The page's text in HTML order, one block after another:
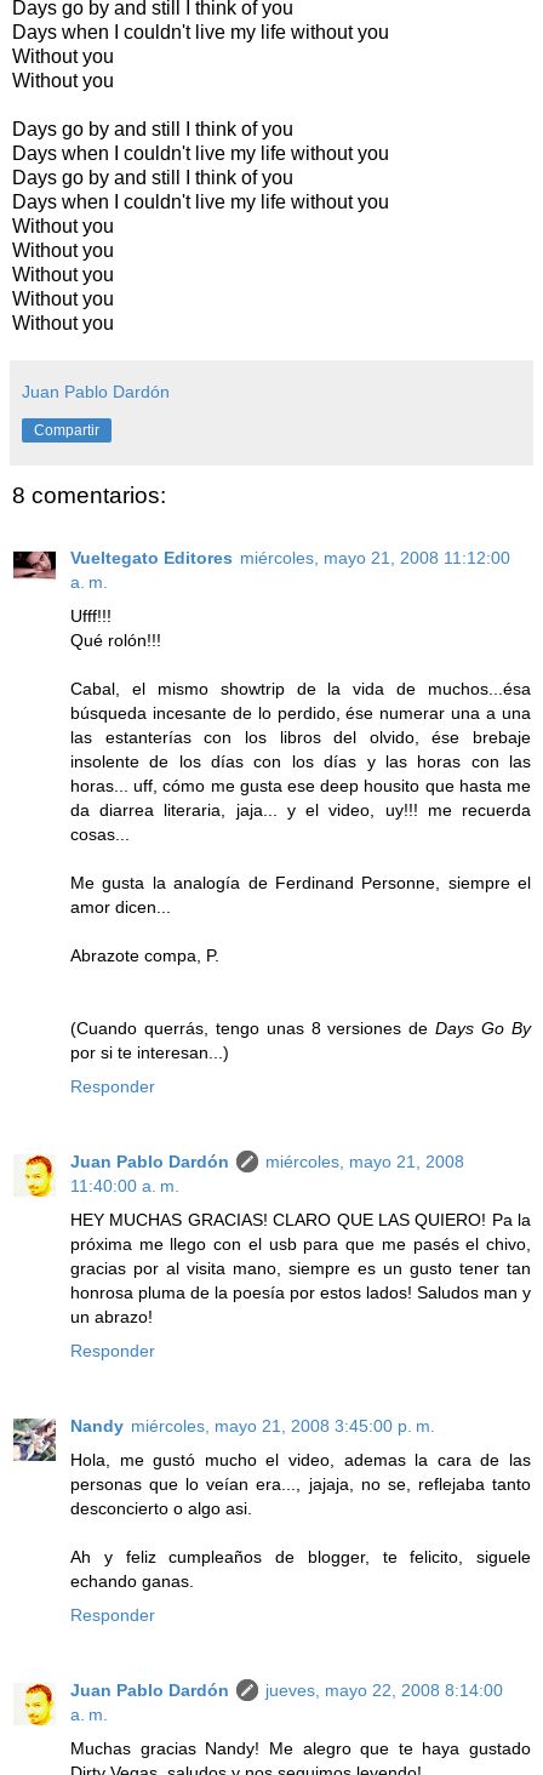
Days go by and still I think of you
Days when I couldn't live my life without you
Without you
Without you
Days go by and still I think of you
Days when I couldn't live my life without you
Days go by and still I think of you
Days when I couldn't live my life without you
Without you
Without you
Without you
Without you
Without you
Juan Pablo Dardón
Compartir
8 comentarios:
Vueltegato Editores miércoles, mayo 21, 2008 11:12:00
a. m.
Ufff!!!
Qué rolón!!!
Cabal, el mismo showtrip de la vida de muchos...ésa
búsqueda incesante de lo perdido, ése numerar una a una
las estanterías con los libros del olvido, ése brebaje
insolente de los días con los días y las horas con las
horas... uff, cómo me gusta ese deep housito que hasta me
da diarrea literaria, jaja... y el video, uy!!! me recuerda
cosas...
Me gusta la analogía de Ferdinand Personne, siempre el
amor dicen...
Abrazote compa, P.
(Cuando querrás, tengo unas 8 versiones deDays Go By
por si te interesan...)
Responder
Juan Pablo Dardón
miércoles, mayo 21, 2008
11:40:00 a. m.
HEY MUCHAS GRACIAS! CLARO QUE LAS QUIERO! Pa la
próxima me llego con el usb para que me pasés el chivo,
gracias por al visita mano, siempre es un gusto tener tan
honrosa pluma de la poesía por estos lados! Saludos man y
un abrazo!
Responder
Nandy miércoles, mayo 21, 2008 3:45:00 p. m.
Hola, me gustó mucho el video, ademas la cara de las
personas que lo veían era..., jajaja, no se, reflejaba tanto
desconcierto o algo asi.
Ah y feliz cumpleaños de blogger, te felicito, siguele
echando ganas.
Responder
Juan Pablo Dardón
jueves, mayo 22, 2008 8:14:00
a. m.
Muchas gracias Nandy! Me alegro que te haya gustado